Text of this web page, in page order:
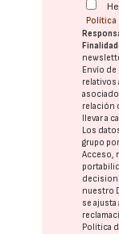
Envío
relativos
relación
llevar a
Los
grupo
Acceso,
nuestro
se
Política